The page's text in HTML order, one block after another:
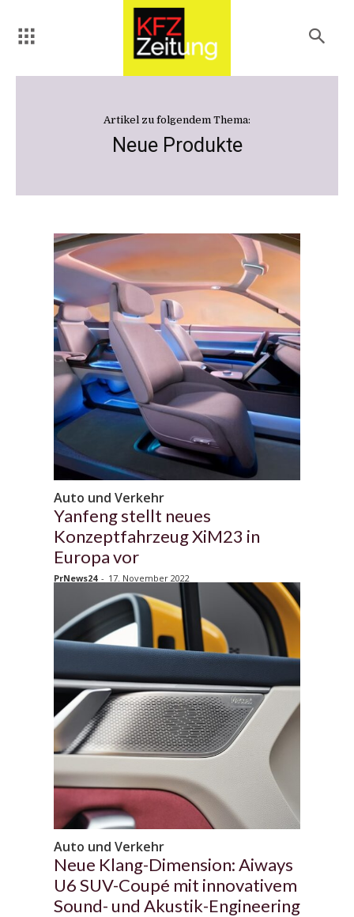
Artikel zu folgendem Thema:
Neue Produkte
Auto und Verkehr
Yanfeng stellt neues
Konzeptfahrzeug XiM23 in
Europa vor
PrNews24 - 17. November 2022
Auto und Verkehr
Neue Klang-Dimension: Aiways
U6 SUV-Coupé mit innovativem
Sound- und Akustik-Engineering